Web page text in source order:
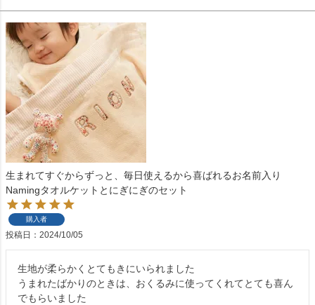
生まれてすぐからずっと、毎日使えるから喜ばれるお名前入り
Namingタオルケットとにぎにぎのセット
購入者
投稿日 2024/10/05
生地が柔らかくとてもきにいられました
うまれたばかりのときは、おくるみに使ってくれてとても喜ん
でもらいました